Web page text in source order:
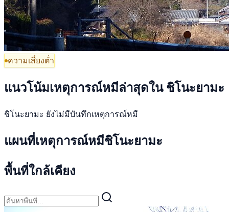
ความเสี่ยงต่ำ
แนวโน้มเหตุการณ์หมีล่าสุดใน ชิโนะยามะ
ชิโนะยามะ ยังไม่มีบันทึกเหตุการณ์หมี
แผนที่เหตุการณ์หมีชิโนะยามะ
พื้นที่ใกล้เคียง